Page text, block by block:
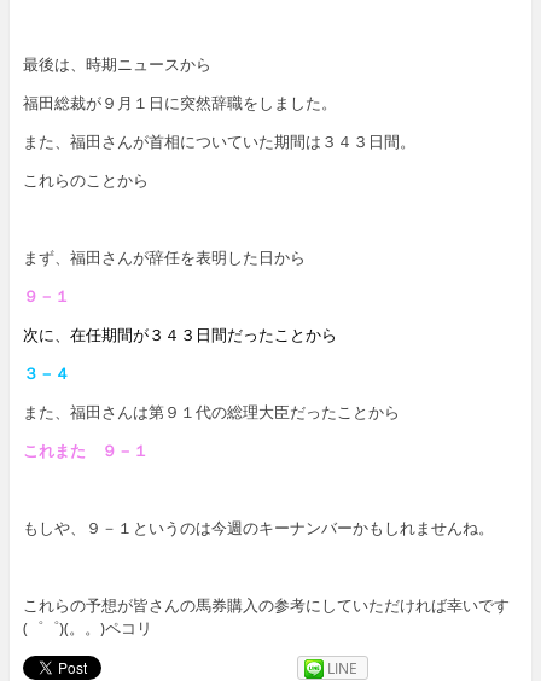
最後は、時期ニュースから
福田総裁が９月１日に突然辞職をしました。
また、福田さんが首相についていた期間は３４３日間。
これらのことから
まず、福田さんが辞任を表明した日から
９－１
次に、在任期間が３４３日間だったことから
３－４
また、福田さんは第９１代の総理大臣だったことから
これまた ９－１
もしや、９－１というのは今週のキーナンバーかもしれませんね。
これらの予想が皆さんの馬券購入の参考にしていただければ幸いです
(゜゜)(。。)ペコリ
LINE